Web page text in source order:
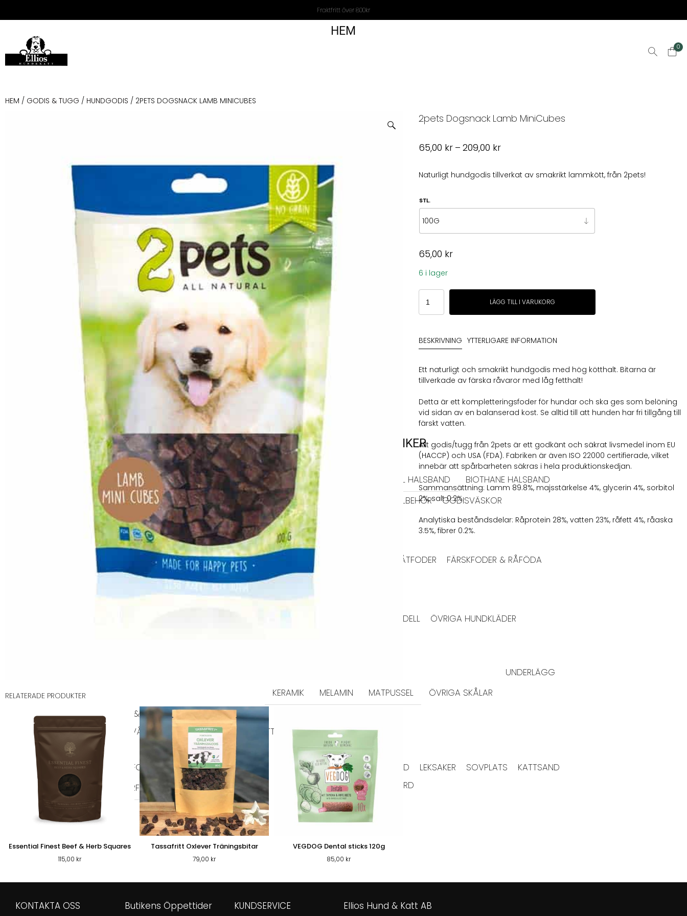
Fraktfritt över 800kr
HEM
SHOP
PROMENADEN
SELAR
ALLA SELAR
STEP-IN ANTIDRAGSELAR
HALSBAND
LÄDER HALSBAND
TEXTIL HALSBAND
BIOTHANE HALSBAND
KOPPEL
LÄDERKOPPEL
TEXTIL KOPPEL BIOTHANE KOPPEL
BAJSPÅSAR & TILLBEHÖR GODISVÄSKOR
GODIS & TUGG
HUNDGODIS
HUNDGODIS NORDISKT
HUNDTUGG
HUNDTUGG NORDISKT
VÅTFODER FÄRSKFODER & RÅFÖDA
HUNDKLÄDER
VINTHUNDSMODELL
ÖVRIGA HUNDKLÄDER
KERAMIK
MELAMIN MATPUSSEL ÖVRIGA SKÅLAR
UNDERLÄGG
PÄLS & VÅRD
PÄLSVÅRD
VÅRD
TIKSKYDD & SKVÄTTSKYDD
KATTFODER
TORRFODER KATT
VÅTFODER KATT
KATTGODIS SELAR & HALSBAND LEKSAKER SOVPLATS
KATTSAND
KLÖSBRÄDOR
PÄLSVÅRD VÅRD
VARUMÄRKEN VÅRA BUTIKER
0
HEM / GODIS & TUGG / HUNDGODIS / 2PETS DOGSNACK LAMB MINICUBES
2pets Dogsnack Lamb MiniCubes
65,00 kr – 209,00 krPrisintervall:
till
Naturligt hundgodis tillverkat av smakrikt lammkött, från 2pets!
STL.
65,00 kr
6 i lager
2pets
Dogsnack
Lamb
mängd
LÄGG TILL I VARUKORG
BESKRIVNING YTTERLIGARE INFORMATION
Ett naturligt och smakrikt hundgodis med hög kötthalt. Bitarna är
tillverkade av färska råvaror med låg fetthalt!
Detta är ett kompletteringsfoder för hundar och ska ges som belöning
vid sidan av en balanserad kost. Se alltid till att hunden har fri tillgång till
färskt vatten.
Allt godis/tugg från 2pets är ett godkänt och säkrat livsmedel inom EU
(HACCP) och USA (FDA). Fabriken är även ISO 22000 certifierade, vilket
innebär att spårbarheten säkras i hela produktionskedjan.
Sammansättning: Lamm 89.8%, majsstärkelse 4%, glycerin 4%, sorbitol
2%, salt 0.2%.
Analytiska beståndsdelar: Råprotein 28%, vatten 23%, råfett 4%, råaska
3.5%, fibrer 0.2%.
RELATERADE PRODUKTER
Essential Finest Beef & Herb Squares
115,00 kr
Tassafritt Oxlever Träningsbitar
79,00 kr
VEGDOG Dental sticks 120g
85,00 kr
KONTAKTA OSS Butikens Öppettider KUNDSERVICE Ellios Hund & Katt AB